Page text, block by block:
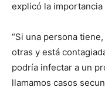
explicó la
“Si una persona
otras y está
podría infectar a un
llamamos casos